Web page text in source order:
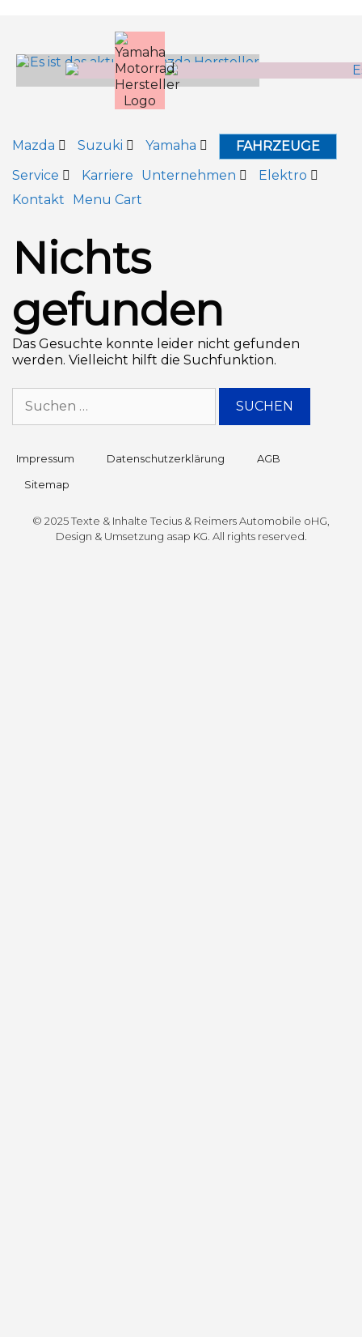
Mazda Suzuki Yamaha
FAHRZEUGE
Service
Karriere Unternehmen
Elektro
Kontakt
Menu Cart
Nichts
gefunden
Das Gesuchte konnte leider nicht gefunden
werden. Vielleicht hilft die Suchfunktion.
Impressum Datenschutz­erklärung
AGB
Sitemap
© 2025 Texte & Inhalte Tecius & Reimers Automobile oHG,
Design & Umsetzung asap KG . All rights reserved.